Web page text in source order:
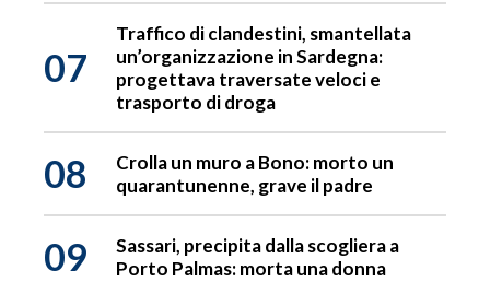
07
Traffico di clandestini, smantellata
un’organizzazione in Sardegna:
progettava traversate veloci e
trasporto di droga
08
Crolla un muro a Bono: morto un
quarantunenne, grave il padre
09
Sassari, precipita dalla scogliera a
Porto Palmas: morta una donna